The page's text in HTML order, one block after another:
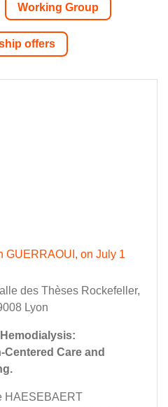
Working Group
offers
GUERRAOUI, on July 1
des Thèses Rockefeller,
Lyon
Care and
HAESEBAERT